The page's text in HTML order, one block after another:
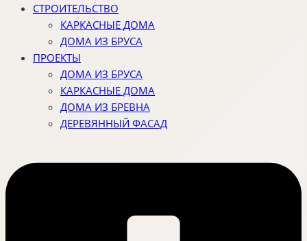
СТРОИТЕЛЬСТВО
КАРКАСНЫЕ ДОМА
ДОМА ИЗ БРУСА
ПРОЕКТЫ
ДОМА ИЗ БРУСА
КАРКАСНЫЕ ДОМА
ДОМА ИЗ БРЕВНА
ДЕРЕВЯННЫЙ ФАСАД